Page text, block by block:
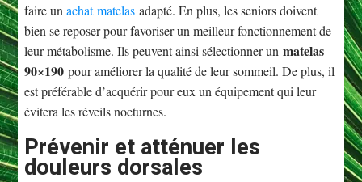
faire unachat matelas adapté. En plus, les seniors doivent
bien se reposer pour favoriser un meilleur fonctionnement de
leur métabolisme. Ils peuvent ainsi sélectionner unmatelas
90×190 pour améliorer la qualité de leur sommeil. De plus, il
est préférable d’acquérir pour eux un équipement qui leur
évitera les réveils nocturnes.
Prévenir et atténuer les
douleurs dorsales